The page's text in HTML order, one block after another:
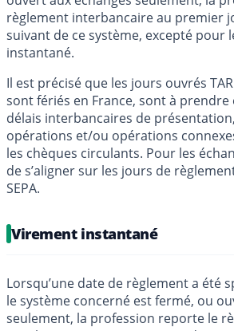
règlement interbancaire au premier
suivant de ce système, excepté pour
instantané.
Il est précisé que les jours ouvrés
sont fériés en France, sont à prendre
délais interbancaires de
opérations et/ou opérations
les chèques circulants. Pour les
de s’aligner sur les jours de
SEPA.
Virement instantané
Lorsqu’une date de règlement a été
le système concerné est fermé, ou
seulement, la profession reporte le